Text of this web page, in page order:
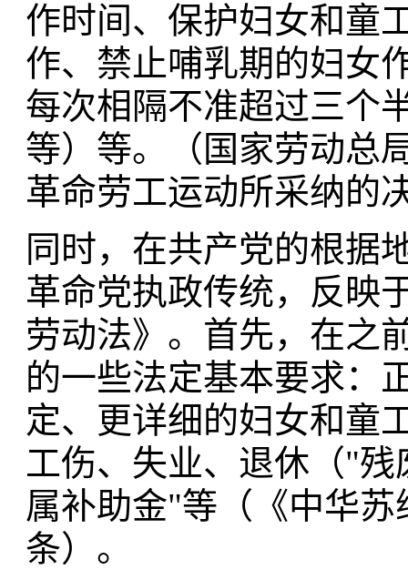
作时间、保护妇女和童
作、禁止哺乳期的妇女
每次相隔不准超过三个
等）等。（国家劳动总
革命劳工运动所采纳的
同时，在共产党的根据
革命党执政传统，反映
劳动法》。首先，在之
的一些法定基本要求：
定、更详细的妇女和童
工伤、失业、退休（"
属补助金"等（《中华
条）。